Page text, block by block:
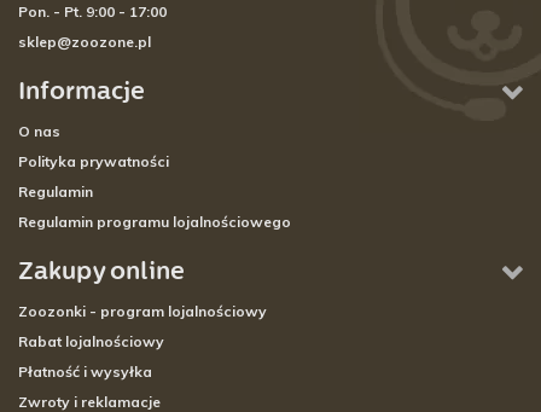
Informacje
O nas
Polityka prywatności
Regulamin
Regulamin programu lojalnościowego
Zakupy online
Zoozonki - program lojalnościowy
Rabat lojalnościowy
Płatność i wysyłka
Zwroty i reklamacje
Pon. - Pt. 9:00 - 17:00
sklep@zoozone.pl